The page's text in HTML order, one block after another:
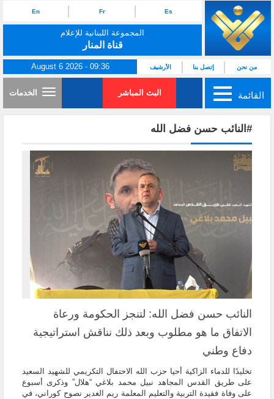
Es
Fr
En
المجموعة اللبنانية للإعلام
قناة المنار
من نحن إتصل بنا الأرشيف August 6 2026 - 09:36
القائمة البث المباشر الخدمات
#النائب حسن فضل الله
النائب حسن فضل الله: ‏لتنجز الحكومة ورعاة
الاتفاق ما هو مطلوب وبعد ذلك نناقش استراتيجية
دفاع ‏وطني
تخليدًا للدماء الزاكية أحيا حزب الله الاحتفال التكريمي للشهيد السعيد
على طريق ‏القدس المجاهد نبيل محمد بلاغي “هلال” وذكرى أسبوع
على وفاة فقيدة التربية ‏والتعليم المعلمة ريم الغدير نصوح كوراني، في